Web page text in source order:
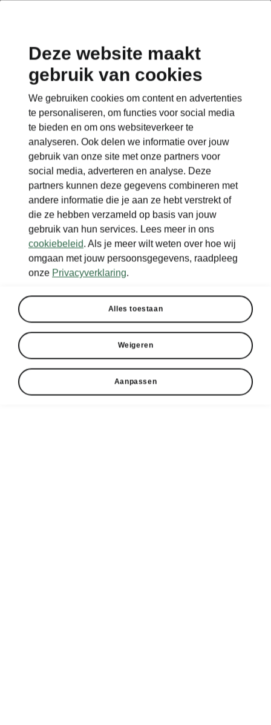
Deze website maakt
gebruik van cookies
We gebruiken cookies om content en advertenties
te personaliseren, om functies voor social media
te bieden en om ons websiteverkeer te
analyseren. Ook delen we informatie over jouw
gebruik van onze site met onze partners voor
social media, adverteren en analyse. Deze
partners kunnen deze gegevens combineren met
andere informatie die je aan ze hebt verstrekt of
die ze hebben verzameld op basis van jouw
gebruik van hun services. Lees meer in ons
cookiebeleid. Als je meer wilt weten over hoe wij
omgaan met jouw persoonsgegevens, raadpleeg
onze Privacyverklaring.
Alles toestaan
Weigeren
Aanpassen